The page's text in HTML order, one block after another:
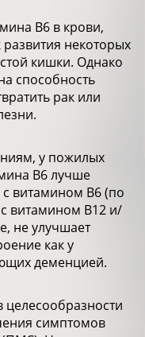
В6 в крови,
некоторых
кишки. Однако
способность
рак или
у пожилых
В6 лучше
витамином В6 (по
витамином В12 и/
не улучшает
как у
деменцией.
симптомов